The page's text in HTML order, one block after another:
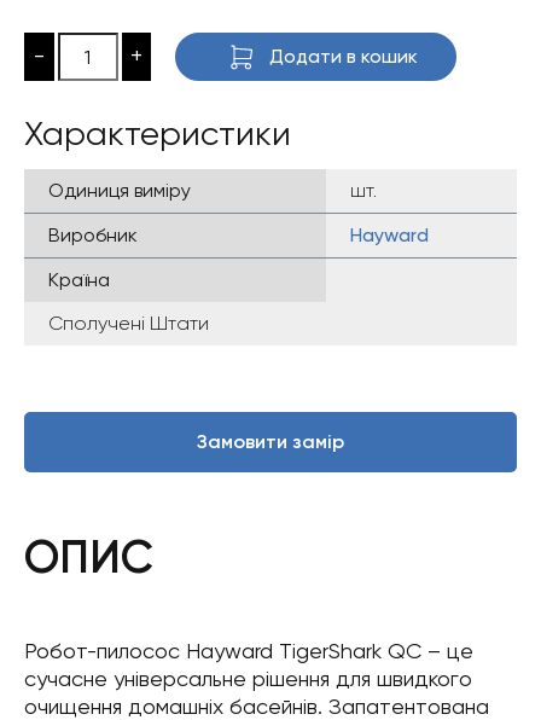
- + Додати в кошик
Характеристики
Одиниця виміру
шт.
Виробник
Hayward
Країна
Сполучені Штати
Замовити замір
ОПИС
Робот-пилосос Hayward TigerShark QC – це
сучасне універсальне рішення для швидкого
очищення домашніх басейнів. Запатентована